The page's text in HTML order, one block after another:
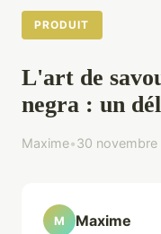
PRODUIT
L'art de
negra : un
Maxime•30
M Maxime